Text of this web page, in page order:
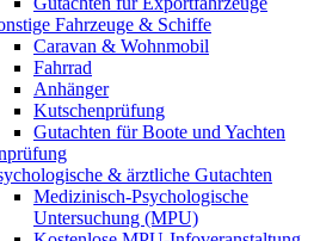
Fahrzeuge & Schiffe
Caravan & Wohnmobil
Fahrrad
Anhänger
Kutschenprüfung
Gutachten für Boote und Yachten
& ärztliche Gutachten
Medizinisch-Psychologische
Untersuchung (MPU)